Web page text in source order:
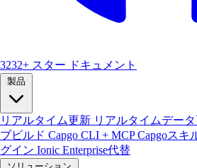
3232+ スター ドキュメント
製品
リアルタイム更新 リアルタイムデー
ブビルド Capgo CLI + MCPCapgoスキ
グイン Ionic Enterprise代替